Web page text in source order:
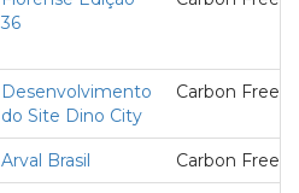
36
Desenvolvimento
do Site Dino City
Carbon Free
Arval Brasil Carbon Free